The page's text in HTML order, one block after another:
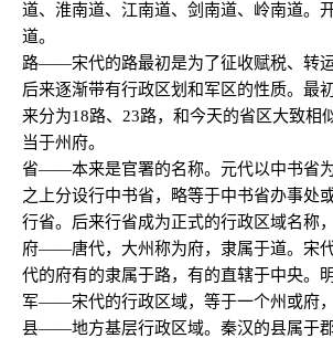
道、淮南道、江南道、剑南道、岭南道。
道。
路——宋代的路最初是为了征收赋税、转运
后来逐渐带有行政区划和军区的性质。最
来分为18路、23路，和今天的省区大致相
当于州府。
省——本来是官署的名称。元代以中书省
之上分设行中书省，略等于中书省办事处
行省。后来行省成为正式的行政区域名称
府——唐代，大州称为府，隶属于道。宋
代的府有的隶属于路，有的直辖于中央。
军——宋代的行政区域，等于一个州或府，
县——地方基层行政区域。秦汉的县属于